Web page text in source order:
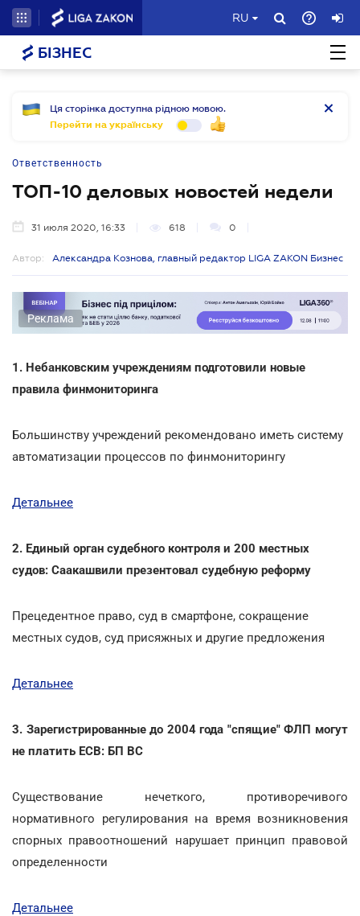
RU
БІЗНЕС
Ця сторінка доступна рідною мовою.
Перейти на українську
Ответственность
ТОП-10 деловых новостей недели
31 июля 2020, 16:33 618 0
Автор: Александра Кознова, главный редактор LIGA ZAKON Бизнес
Реклама
1. Небанковским учреждениям подготовили новые
правила финмониторинга
Большинству учреждений рекомендовано иметь систему
автоматизации процессов по финмониторингу
Детальнее
2. Единый орган судебного контроля и 200 местных
судов: Саакашвили презентовал судебную реформу
Прецедентное право, суд в смартфоне, сокращение
местных судов, суд присяжных и другие предложения
Детальнее
3. Зарегистрированные до 2004 года "спящие" ФЛП могут
не платить ЕСВ: БП ВС
Существование нечеткого, противоречивого
нормативного регулирования на время возникновения
спорных правоотношений нарушает принцип правовой
определенности
Детальнее